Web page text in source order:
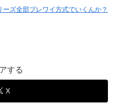
ーズ全部ブレワイ方式でいくんか？
する
X